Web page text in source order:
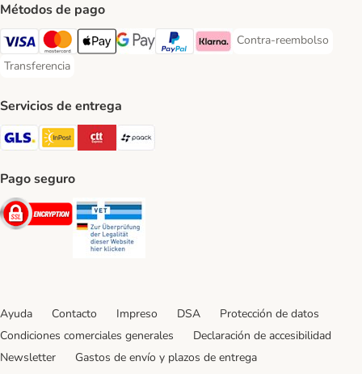
Métodos de pago
Visa Payment Method
Mastercard Payment Method
Apple Pay Payment Method
Google Pay Payment Method
PayPal Payment Method
Klarna Payment Method
Contra-reembolso
Contra-reembolso
Transferencia
Transferencia Payment Method
Servicios de entrega
GLS Shipping Method
InPost Shipping Method
CTTExpress Shipping Method
paack Shipping Method
Pago seguro
Security
Ayuda Contacto Impreso DSA
Protección de datos
Condiciones comerciales generales
Declaración de accesibilidad
Newsletter
Gastos de envío y plazos de entrega